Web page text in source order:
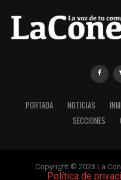
PORTADA NOTICIAS
SECCIONES
Copyright © 2023 La
Política de